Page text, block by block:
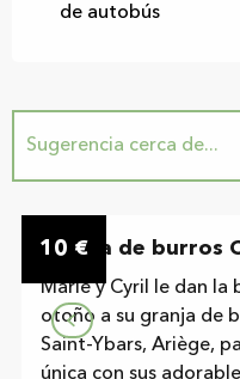
de autobús
Sugerencia cerca de...
In situ
10 €
Granja de burros
Marie y Cyril le dan la
otoño a su granja de
Saint-Ybars, Ariège,
única con sus